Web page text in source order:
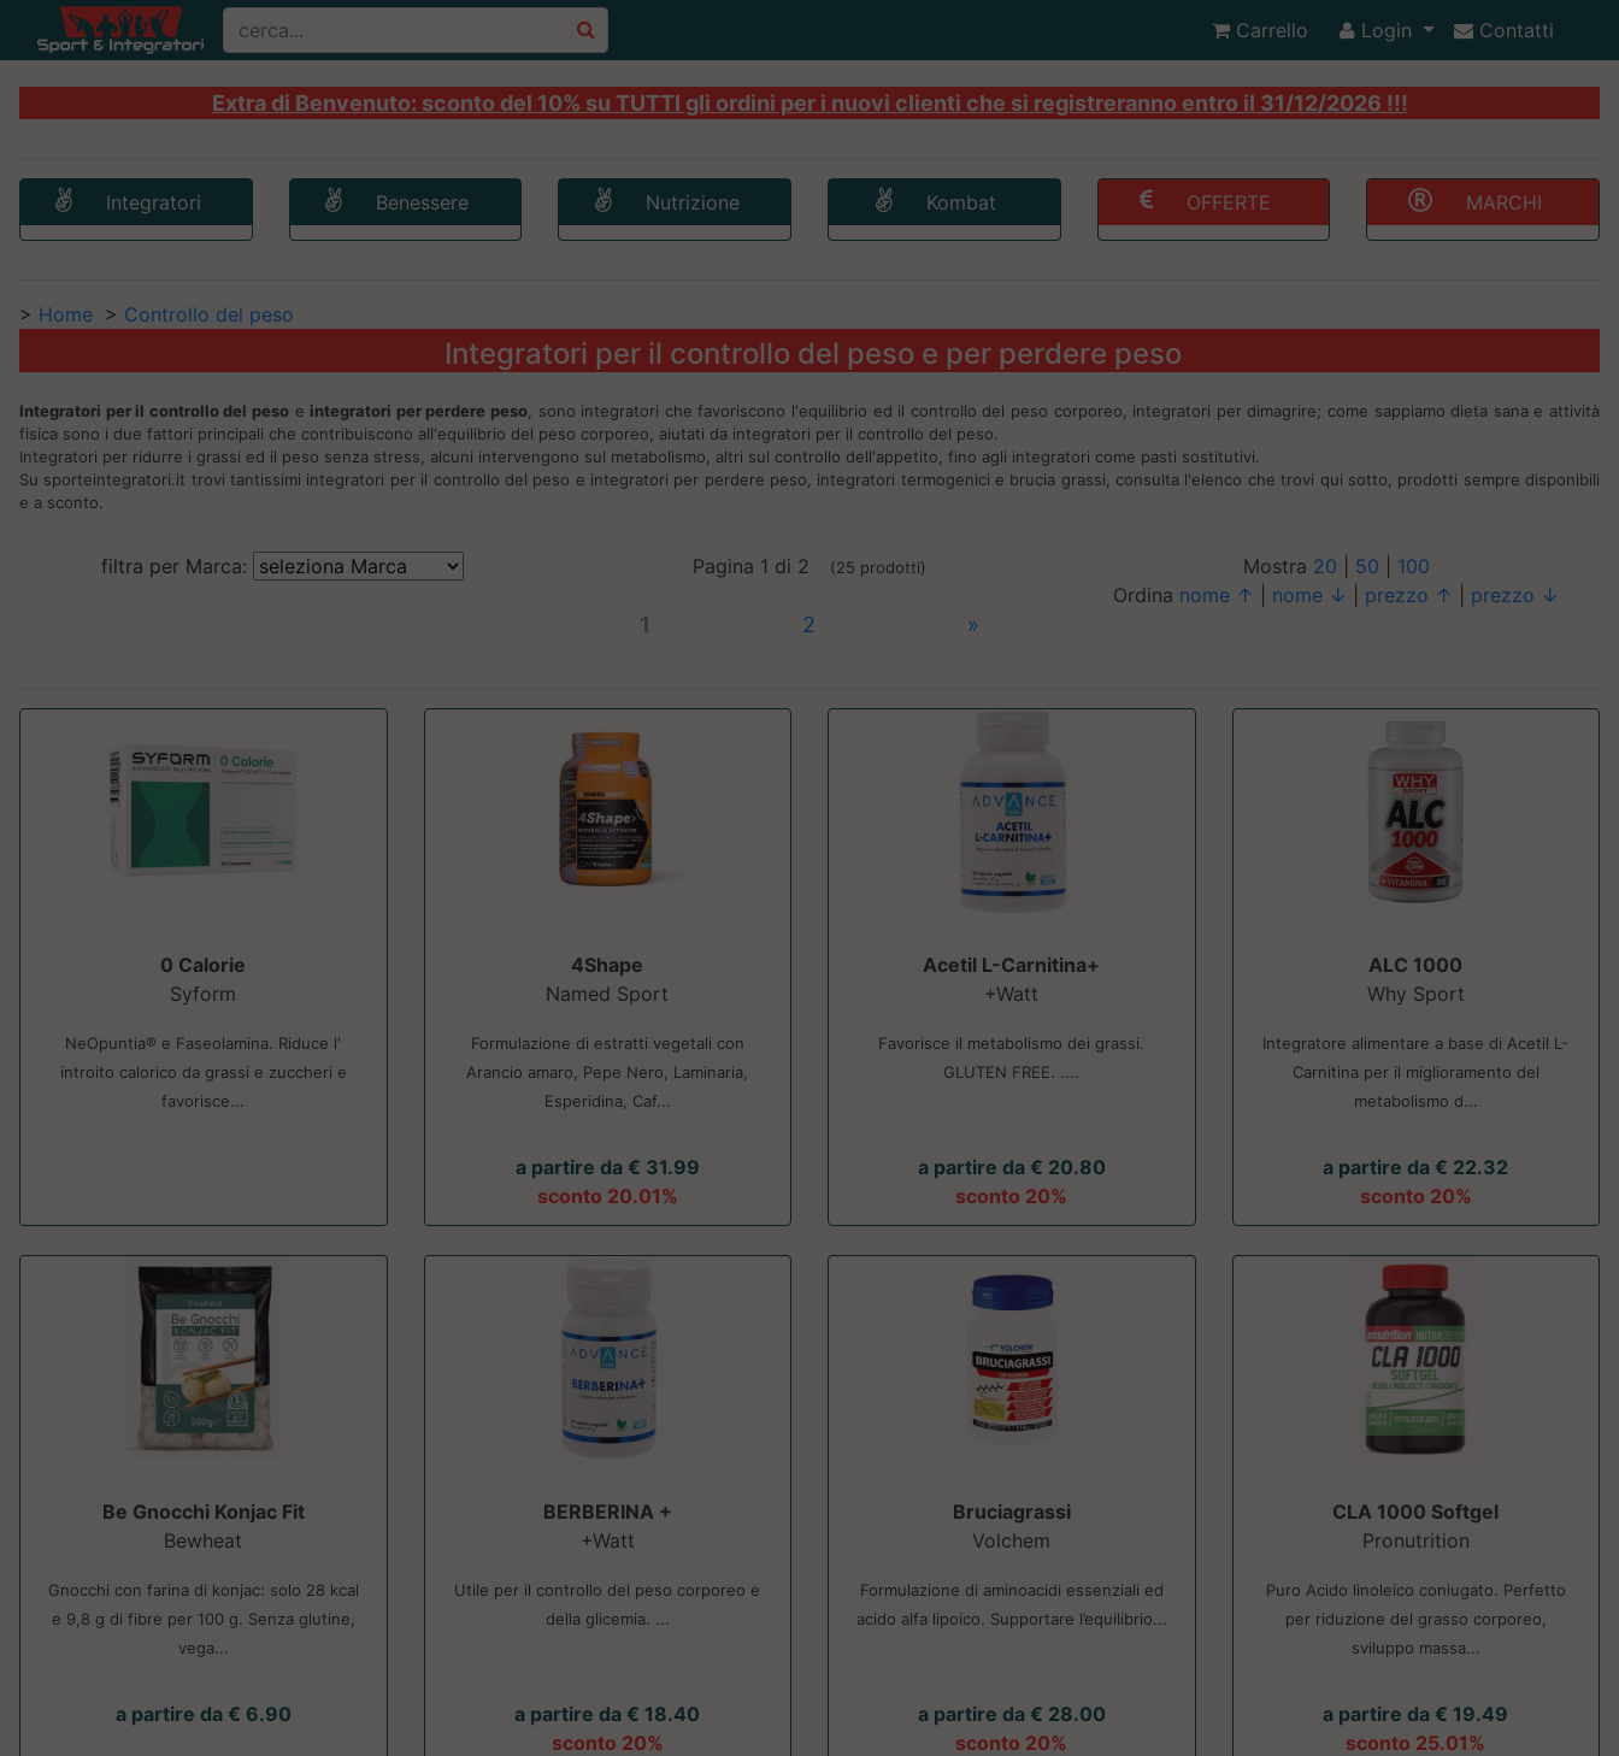
Carrello Login Contatti
Extra di Benvenuto: sconto del 10% su TUTTI gli ordini per i nuovi clienti che si registreranno entro il 31/12/2026 !!!
Integratori Benessere Nutrizione Kombat OFFERTE MARCHI
> Home > Controllo del peso
Integratori per il controllo del peso e per perdere peso
Integratori per il controllo del peso e integratori per perdere peso , sono integratori che favoriscono l'equilibrio ed il controllo del peso corporeo, integratori per dimagrire; come sappiamo dieta sana e attività
fisica sono i due fattori principali che contribuiscono all'equilibrio del peso corporeo, aiutati da integratori per il controllo del peso.
Integratori per ridurre i grassi ed il peso senza stress, alcuni intervengono sul metabolismo, altri sul controllo dell'appetito, fino agli integratori come pasti sostitutivi.
Su sporteintegratori.it trovi tantissimi integratori per il controllo del peso e integratori per perdere peso, integratori termogenici e brucia grassi, consulta l'elenco che trovi qui sotto, prodotti sempre disponibili
e a sconto.
filtra per Marca: Pagina 1 di 2 (25 prodotti)
1 2 »
Mostra 20 50
100
Ordina nome ↑ nome ↓ prezzo ↑ prezzo ↓
0 Calorie
Syform
NeOpuntia® e Faseolamina. Riduce l'
introito calorico da grassi e zuccheri e
favorisce...
4Shape
Named Sport
Formulazione di estratti vegetali con
Arancio amaro, Pepe Nero, Laminaria,
Esperidina, Caf...
a partire da € 31.99
sconto 20.01%
Acetil L-Carnitina+
+Watt
Favorisce il metabolismo dei grassi.
GLUTEN FREE. ....
a partire da € 20.80
sconto 20%
ALC 1000
Why Sport
Integratore alimentare a base di Acetil L-
Carnitina per il miglioramento del
metabolismo d...
a partire da € 22.32
sconto 20%
Be Gnocchi Konjac Fit
Bewheat
Gnocchi con farina di konjac: solo 28 kcal
e 9,8 g di fibre per 100 g. Senza glutine,
vega...
a partire da € 6.90
BERBERINA +
+Watt
Utile per il controllo del peso corporeo e
della glicemia. ...
a partire da € 18.40
sconto 20%
Bruciagrassi
Volchem
Formulazione di aminoacidi essenziali ed
acido alfa lipoico. Supportare l’equilibrio...
a partire da € 28.00
sconto 20%
CLA 1000 Softgel
Pronutrition
Puro Acido linoleico coniugato. Perfetto
per riduzione del grasso corporeo,
sviluppo massa...
a partire da € 19.49
sconto 25.01%